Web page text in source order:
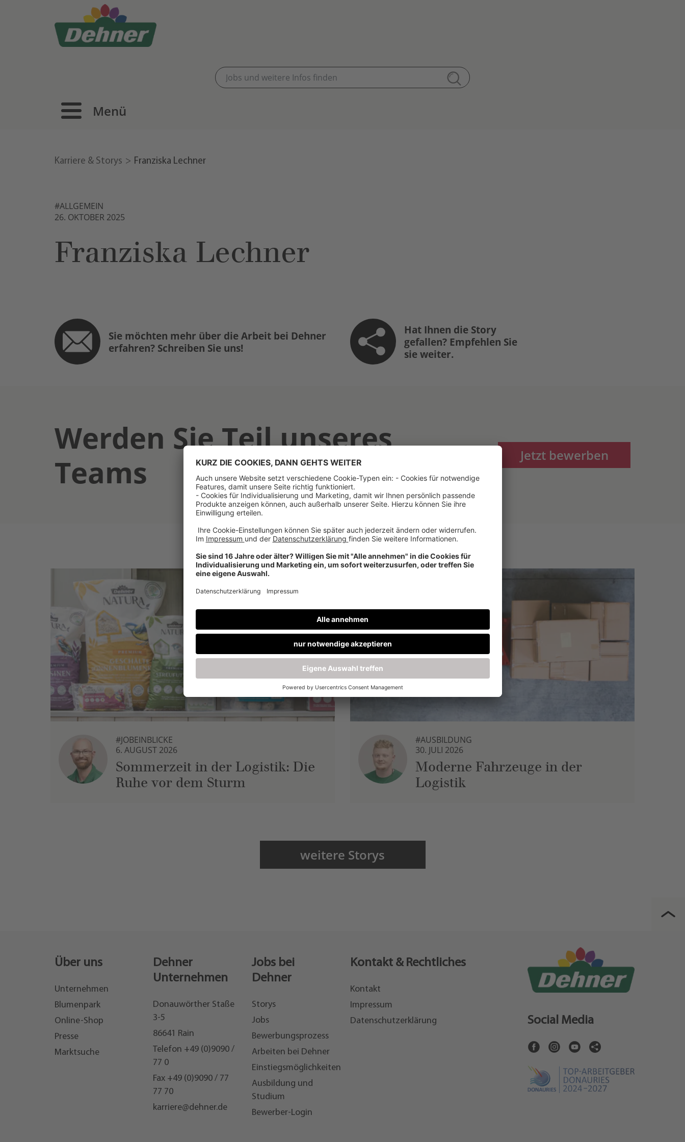
Menü
Karriere & Storys Franziska Lechner
#ALLGEMEIN
26. OKTOBER 2025
Franziska Lechner
Sie möchten mehr über die Arbeit bei Dehner
erfahren? Schreiben Sie uns!
Hat Ihnen die Story
gefallen? Empfehlen Sie
sie weiter.
Werden Sie Teil unseres
Teams
Jetzt bewerben
#JOBEINBLICKE
6. AUGUST 2026
Sommerzeit in der Logistik: Die
Ruhe vor dem Sturm
#AUSBILDUNG
30. JULI 2026
Moderne Fahrzeuge in der
Logistik
weitere Storys
Über uns
Unternehmen
Blumenpark
Online-Shop
Presse
Marktsuche
Dehner
Unternehmen
Donauwörther Staße
3-5
86641 Rain
Telefon +49 (0)9090 /
77 0
Fax +49 (0)9090 / 77
77 70
karriere@dehner.de
Jobs bei
Dehner
Storys
Jobs
Bewerbungsprozess
Arbeiten bei Dehner
Einstiegsmöglichkeiten
Ausbildung und
Studium
Bewerber-Login
Kontakt & Rechtliches
Kontakt
Impressum
Datenschutzerklärung
Social Media